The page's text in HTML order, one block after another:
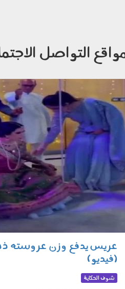
التواصل
147
عريس يدفع وزن عروسته
(فيديو)
شوف الحكاية